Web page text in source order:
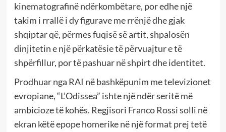
kinematografinë ndërkombëtare, por edhe një
takim i rrallë i dy figurave me rrënjë dhe gjak
shqiptar që, përmes fuqisë së artit, shpalosën
dinjitetin e një përkatësie të përvuajtur e të
shpërfillur, por të pashuar në shpirt dhe identitet.
Prodhuar nga RAI në bashkëpunim me televizionet
evropiane, “L’Odissea” ishte një ndër seritë më
ambicioze të kohës. Regjisori Franco Rossi solli në
ekran këtë epope homerike në një format prej tetë